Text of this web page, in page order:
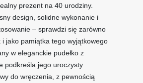
prezent na 40 urodziny.
design, solidne wykonanie i
– sprawdzi się zarówno
i jako pamiątka tego wyjątkowego
w eleganckie pudełko z
podkreśla jego uroczysty
do wręczenia, z pewnością